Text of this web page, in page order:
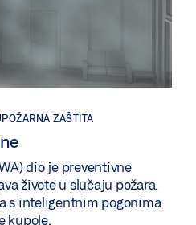
ZAŠTITA
dio je preventivne
živote u slučaju požara.
s inteligentnim pogonima
kupole.